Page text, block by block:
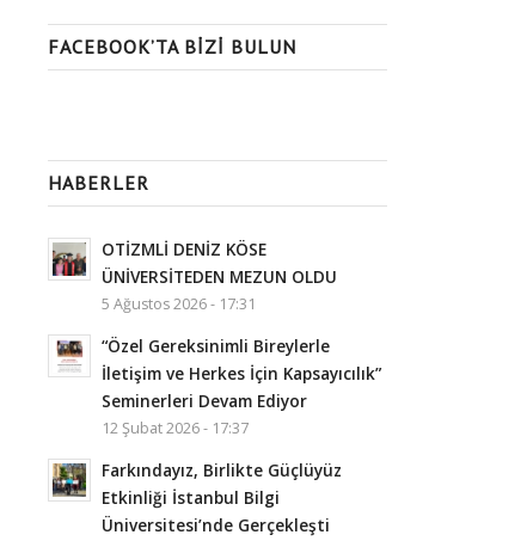
FACEBOOK’TA BIZI BULUN
HABERLER
OTİZMLİ DENİZ KÖSE
ÜNİVERSİTEDEN MEZUN OLDU
5 Ağustos 2026 - 17:31
“Özel Gereksinimli Bireylerle
İletişim ve Herkes İçin Kapsayıcılık”
Seminerleri Devam Ediyor
12 Şubat 2026 - 17:37
Farkındayız, Birlikte Güçlüyüz
Etkinliği İstanbul Bilgi
Üniversitesi’nde Gerçekleşti